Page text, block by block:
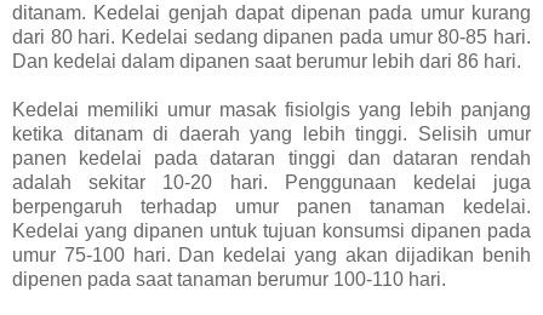
ditanam. Kedelai genjah dapat dipenan pada umur kurang
dari 80 hari. Kedelai sedang dipanen pada umur 80-85 hari.
Dan kedelai dalam dipanen saat berumur lebih dari 86 hari.
Kedelai memiliki umur masak fisiolgis yang lebih panjang
ketika ditanam di daerah yang lebih tinggi. Selisih umur
panen kedelai pada dataran tinggi dan dataran rendah
adalah sekitar 10-20 hari. Penggunaan kedelai juga
berpengaruh terhadap umur panen tanaman kedelai.
Kedelai yang dipanen untuk tujuan konsumsi dipanen pada
umur 75-100 hari. Dan kedelai yang akan dijadikan benih
dipenen pada saat tanaman berumur 100-110 hari.